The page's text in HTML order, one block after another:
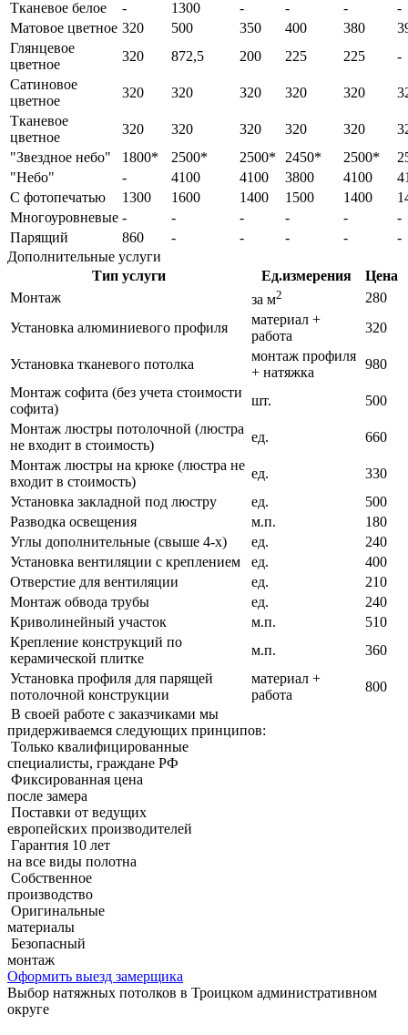
Тканевое белое
- 1300 - - -
-
Матовое цветное 320 500 350 400 380
Глянцевое
цветное
320 872,5 200 225 225
-
Сатиновое
цветное
320 320 320 320 320
Тканевое
цветное
320 320 320 320 320
"Звездное небо"
1800* 2500* 2500* 2450* 2500*
"Небо"
- 4100 4100 3800 4100
С фотопечатью
1300 1600 1400 1500 1400
Многоуровневые - - - - -
-
Парящий
860 - - - -
-
Дополнительные услуги
Тип услуги
Ед.измерения
Цена
Монтаж
за м2
280
Установка алюминиевого профиля
материал +
работа
320
Установка тканевого потолка
монтаж профиля
+ натяжка
980
Монтаж софита (без учета стоимости
софита)
шт.
500
Монтаж люстры потолочной (люстра
не входит в стоимость)
ед.
660
Монтаж люстры на крюке (люстра не
входит в стоимость)
ед.
330
Установка закладной под люстру
ед.
500
Разводка освещения
м.п.
180
Углы дополнительные (свыше 4-х)
ед.
240
Установка вентиляции с креплением
ед.
400
Отверстие для вентиляции
ед.
210
Монтаж обвода трубы
ед.
240
Криволинейный участок
м.п.
510
Крепление конструкций по
керамической плитке
м.п.
360
Установка профиля для парящей
потолочной конструкции
материал +
работа
800
В своей работе с заказчиками мы
придерживаемcя следующих принципов:
Только квалифицированные
специалисты, граждане РФ
Фиксированная цена
после замера
Поставки от ведущих
европейских производителей
Гарантия 10 лет
на все виды полотна
Собственное
производство
Оригинальные
материалы
Безопасный
монтаж
Оформить выезд замерщика
Выбор натяжных потолков в Троицком административном
округе